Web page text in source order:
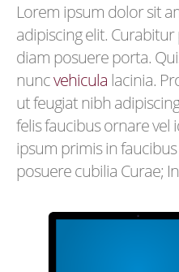
Lorem ipsum dolor sit
adipiscing elit.
diam posuere porta.
nuncvehicula lacinia.
ut feugiat nibh
felis faucibus ornare
ipsum primis in
posuere cubilia Curae;